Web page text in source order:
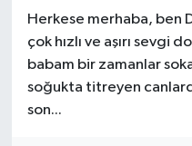
Herkese merhaba, ben
çok hızlı ve aşırı sevgi
babam bir zamanlar
soğukta titreyen
son...